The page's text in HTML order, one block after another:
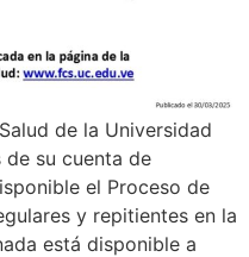
de la Universidad
su cuenta de
el Proceso de
y repitientes en la
está disponible a